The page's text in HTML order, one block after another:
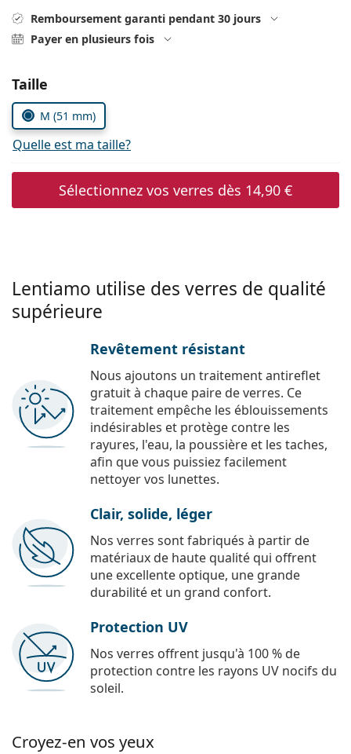
Prada
Remboursement garanti pendant 30 jours
Payer en plusieurs fois
Choisissez les paramètres
Taille
M (51 mm)
Quelle est ma taille?
Sélectionnez vos verres dès 14,90 €
Lentiamo utilise des verres de qualité
supérieure
Revêtement résistant
Nous ajoutons un traitement antireflet
gratuit à chaque paire de verres. Ce
traitement empêche les éblouissements
indésirables et protège contre les
rayures, l'eau, la poussière et les taches,
afin que vous puissiez facilement
nettoyer vos lunettes.
Clair, solide, léger
Nos verres sont fabriqués à partir de
matériaux de haute qualité qui offrent
une excellente optique, une grande
durabilité et un grand confort.
Protection UV
Nos verres offrent jusqu'à 100 % de
protection contre les rayons UV nocifs du
soleil.
Croyez-en vos yeux